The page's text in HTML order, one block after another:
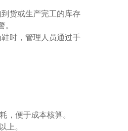
货或生产完工的库存
时，管理人员通过手
，便于成本核算。
上。